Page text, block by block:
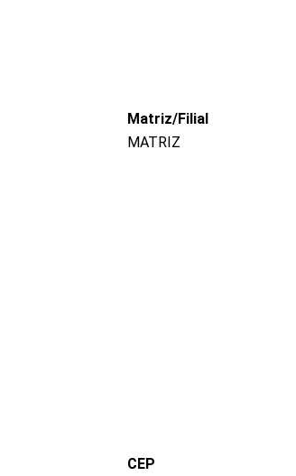
Matriz/Filial
MATRIZ
CEP